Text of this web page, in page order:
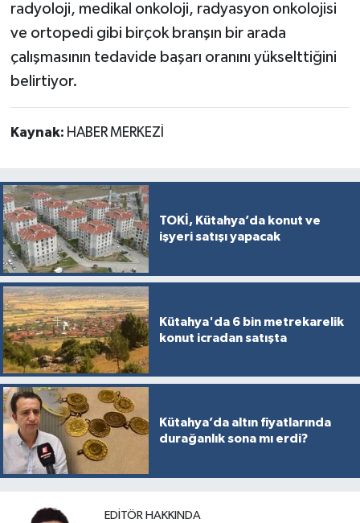
radyoloji, medikal onkoloji, radyasyon onkolojisi
ve ortopedi gibi birçok branşın bir arada
çalışmasının tedavide başarı oranını yükselttiğini
belirtiyor.
Kaynak: HABER MERKEZİ
TOKİ, Kütahya’da konut ve
işyeri satışı yapacak
Kütahya'da 6 bin metrekarelik
konut icradan satışta
Kütahya’da altın fiyatlarında
durağanlık sona mı erdi?
EDITÖR HAKKINDA